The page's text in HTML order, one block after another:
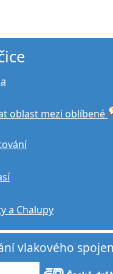
oblast mezi oblíbené
a Chalupy
vlakového